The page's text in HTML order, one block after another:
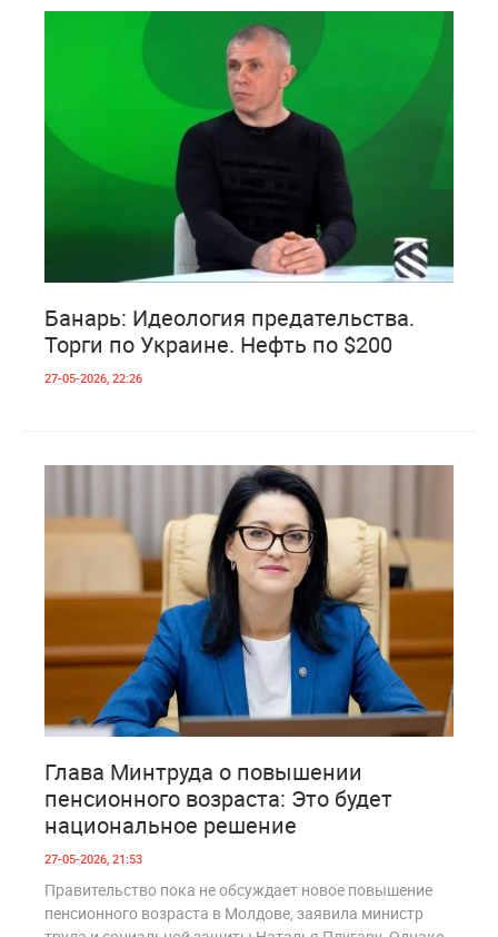
Банарь: Идеология предательства.
Торги по Украине. Нефть по $200
27-05-2026, 22:26
Глава Минтруда о повышении
пенсионного возраста: Это будет
национальное решение
27-05-2026, 21:53
Правительство пока не обсуждает новое повышение
пенсионного возраста в Молдове, заявила министр